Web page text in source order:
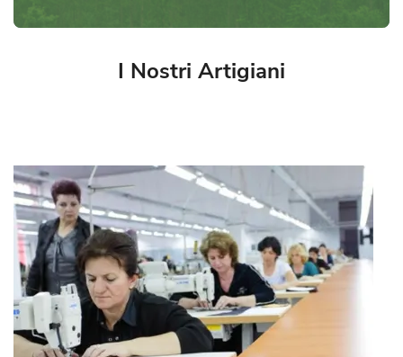
I Nostri Artigiani